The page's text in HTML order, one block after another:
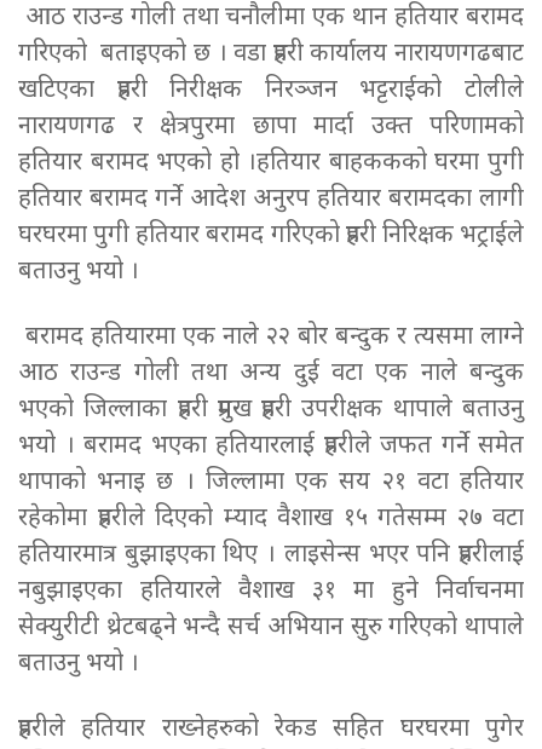
आठ राउन्ड गोली तथा चनौलीमा एक थान हतियार बरामद
गरिएको बताइएको छ । वडा प्रहरी कार्यालय नारायणगढबाट
खटिएका प्रहरी निरीक्षक निरञ्जन भट्टराईको टोलीले
नारायणगढ र क्षेत्रपुरमा छापा मार्दा उक्त परिणामको
हतियार बरामद भएको हो ।हतियार बाहककको घरमा पुगी
हतियार बरामद गर्ने आदेश अनुरप हतियार बरामदका लागी
घरघरमा पुगी हतियार बरामद गरिएको प्रहरी निरिक्षक भट्राईले
बताउनु भयो ।
बरामद हतियारमा एक नाले २२ बोर बन्दुक र त्यसमा लाग्ने
आठ राउन्ड गोली तथा अन्य दुई वटा एक नाले बन्दुक
भएको जिल्लाका प्रहरी प्रमुख प्रहरी उपरीक्षक थापाले बताउनु
भयो । बरामद भएका हतियारलाई प्रहरीले जफत गर्ने समेत
थापाको भनाइ छ । जिल्लामा एक सय २१ वटा हतियार
रहेकोमा प्रहरीले दिएको म्याद वैशाख १५ गतेसम्म २७ वटा
हतियारमात्र बुझाइएका थिए । लाइसेन्स भएर पनि प्रहरीलाई
नबुझाइएका हतियारले वैशाख ३१ मा हुने निर्वाचनमा
सेक्युरीटी थ्रेटबढ्ने भन्दै सर्च अभियान सुरु गरिएको थापाले
बताउनु भयो ।
प्रहरीले हतियार राख्नेहरुको रेकड सहित घरघरमा पुगेर